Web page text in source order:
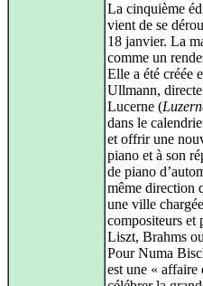
La cinquième
vient de se
18 janvier. La
comme un
Elle a été créée
Ullmann,
Lucerne (
dans le
et offrir une
piano et à son
de piano
même direction
une ville
compositeurs et
Liszt, Brahms
Pour Numa
est une « affaire